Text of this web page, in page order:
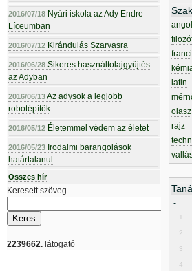
2016/07/18 Nyári iskola az Ady Endre
Líceumban
2016/07/12 Kirándulás Szarvasra
2016/06/28 Sikeres használtolajgyűjtés
az Adyban
2016/06/13Az adysok a legjobb
robotépítők
2016/05/12 Életemmel védem az életet
2016/05/23 Irodalmi barangolások
határtalanul
Összes hír
Keresett szöveg
2239662. látogató
angol
latin
olasz
rajz
-
1
2
3
4